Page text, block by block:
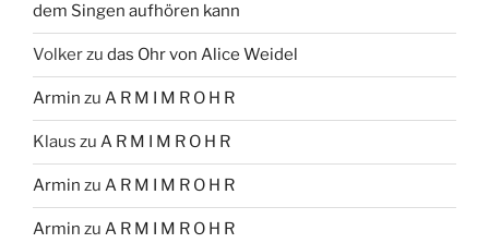
dem Singen aufhören kann
Volkerzu das Ohr von Alice Weidel
Armin zu A R M I M R O H R
Klaus zu A R M I M R O H R
Armin zu A R M I M R O H R
Armin zu A R M I M R O H R